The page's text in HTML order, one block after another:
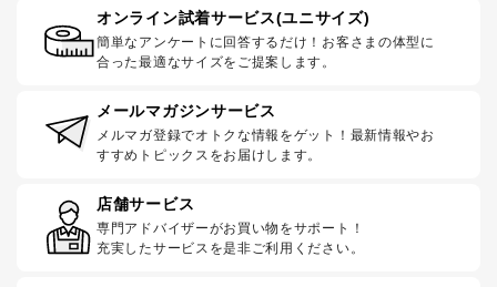
オンライン試着サービス(ユニサイズ)
簡単なアンケートに回答するだけ！お客さまの体型に
合った最適なサイズをご提案します。
メールマガジンサービス
メルマガ登録でオトクな情報をゲット！最新情報やお
すすめトピックスをお届けします。
店舗サービス
専門アドバイザーがお買い物をサポート！
充実したサービスを是非ご利用ください。